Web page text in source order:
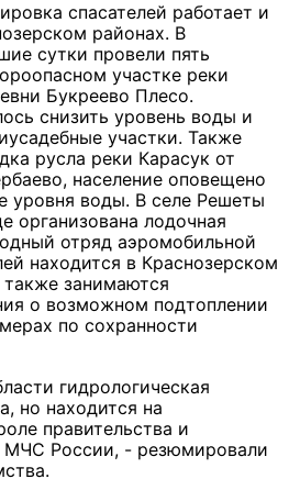
спасателей работает и
районах. В
сутки провели пять
участке реки
Букреево Плесо.
снизить уровень воды и
участки. Также
русла реки Карасук от
население оповещено
уровня воды. В селе Решеты
организована лодочная
отряд аэромобильной
находится в Краснозерском
занимаются
о возможном подтоплении
по сохранности
гидрологическая
но находится на
правительства и
МЧС России, - резюмировали